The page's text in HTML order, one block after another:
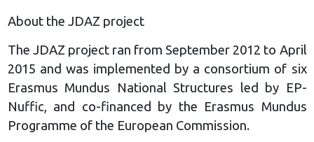
About the JDAZ project
The JDAZ project ran from September 2012 to April
2015 and was implemented by a consortium of six
Erasmus Mundus National Structures led by EP-
Nuffic, and co-financed by the Erasmus Mundus
Programme of the European Commission.